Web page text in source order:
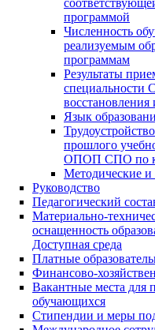
программой
Численность
реализуемым
программам
Результаты
специальности
восстановления
Язык
прошлого
ОПОП СПО по
Методические
Руководство
Педагогический
Материально-
оснащенность
Доступная среда
Платные
Финансово-
Вакантные места для
обучающихся
Стипендии и меры